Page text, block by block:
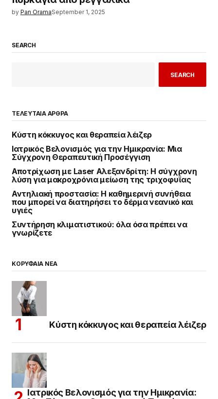
by Pan OramaSeptember 1, 2025
SEARCH
SEARCH
ΤΕΛΕΥΤΑΙΑ ΑΡΘΡΑ
Κύστη κόκκυγος και θεραπεία λέιζερ
Ιατρικός Βελονισμός για την Ημικρανία: Μια
Σύγχρονη Θεραπευτική Προσέγγιση
Αποτρίχωση με Laser Αλεξανδρίτη: Η σύγχρονη
λύση για μακροχρόνια μείωση της τριχοφυΐας
Αντηλιακή προστασία: Η καθημερινή συνήθεια
που μπορεί να διατηρήσει το δέρμα νεανικό και
υγιές
Συντήρηση κλιματιστικού: όλα όσα πρέπει να
γνωρίζετε
ΚΟΡΥΦΑΙΑ ΝΕΑ
Κύστη κόκκυγος και θεραπεία λέιζερ
Ιατρικός Βελονισμός για την Ημικρανία: